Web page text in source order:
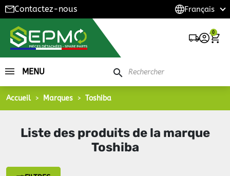
Contactez-nous
0
MENU search
Accueil Marques Toshiba
Liste des produits de la marque
Toshiba